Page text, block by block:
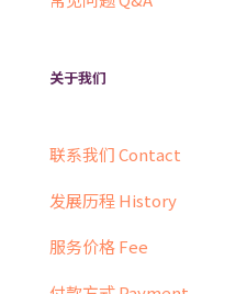
关于我们
联系我们 Contact
发展历程 History
服务价格 Fee